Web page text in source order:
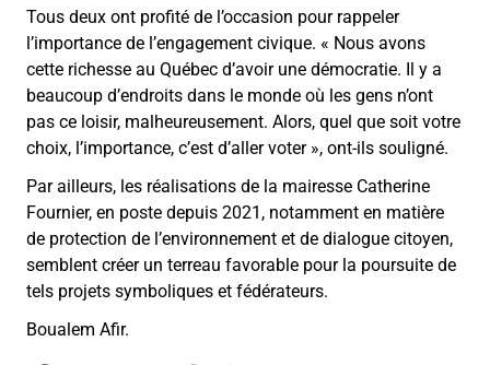
Tous deux ont profité de l’occasion pour rappeler
l’importance de l’engagement civique. « Nous avons
cette richesse au Québec d’avoir une démocratie. Il y a
beaucoup d’endroits dans le monde où les gens n’ont
pas ce loisir, malheureusement. Alors, quel que soit votre
choix, l’importance, c’est d’aller voter », ont-ils souligné.
Par ailleurs, les réalisations de la mairesse Catherine
Fournier, en poste depuis 2021, notamment en matière
de protection de l’environnement et de dialogue citoyen,
semblent créer un terreau favorable pour la poursuite de
tels projets symboliques et fédérateurs.
Boualem Afir.